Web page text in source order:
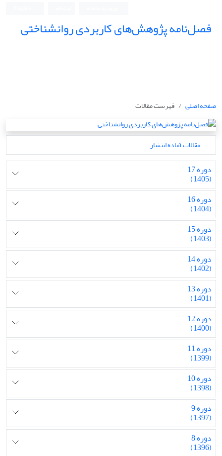
فصل‌نامه پژوهش‌های کاربردی روانشناختی
صفحه اصلی فهرست مقالات
مقالات آماده انتشار
دوره 17
(1405)
دوره 16
(1404)
دوره 15
(1403)
دوره 14
(1402)
دوره 13
(1401)
دوره 12
(1400)
دوره 11
(1399)
دوره 10
(1398)
دوره 9
(1397)
دوره 8
(1396)